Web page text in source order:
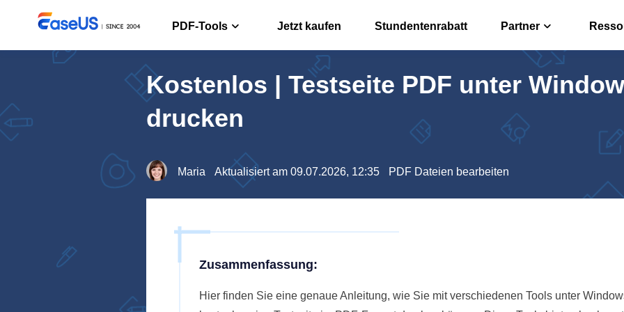
PDF-Tools
PDF Editor
PDF erstellen, bearbeiten oder konvertieren
Jetzt kaufen Stundentenrabatt Partner
Affiliate
Reseller
EaseUS
Kostenlos | Testseite PDF unter
drucken
Maria Aktualisiert am 09.07.2026, 12:35 PDF Dateien bearbeiten
Zusammenfassung:
Hier finden Sie eine genaue Anleitung, wie Sie mit verschiedenen Tools unter